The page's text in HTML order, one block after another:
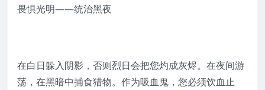
畏惧光明——统治黑夜
在白日躲入阴影，否则烈日会把您灼成灰烬。在夜间游
荡，在黑暗中捕食猎物。作为吸血鬼，您必须饮血止